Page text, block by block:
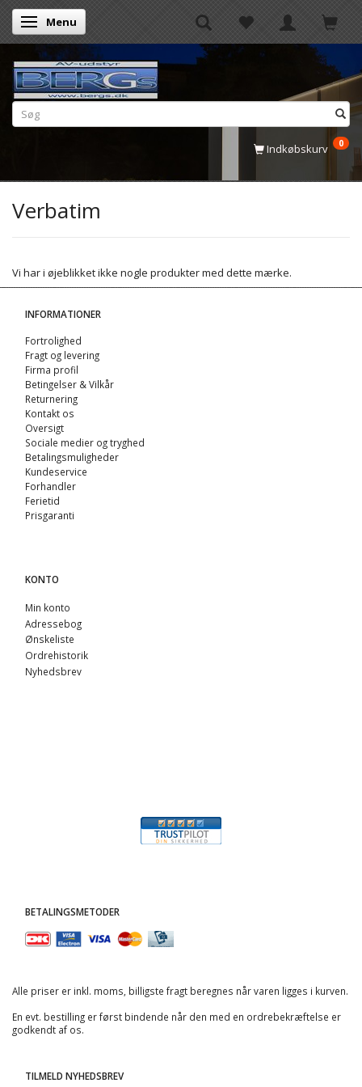
Skifte navigation
Menu
Indkøbskurv 0
Verbatim
Vi har i øjeblikket ikke nogle produkter med dette mærke.
INFORMATIONER
Fortrolighed
Fragt og levering
Firma profil
Betingelser & Vilkår
Returnering
Kontakt os
Oversigt
Sociale medier og tryghed
Betalingsmuligheder
Kundeservice
Forhandler
Ferietid
Prisgaranti
KONTO
Min konto
Adressebog
Ønskeliste
Ordrehistorik
Nyhedsbrev
BETALINGSMETODER
Alle priser er inkl. moms, billigste fragt beregnes når varen ligges i kurven.
En evt. bestilling er først bindende når den med en ordrebekræftelse er
godkendt af os.
TILMELD NYHEDSBREV